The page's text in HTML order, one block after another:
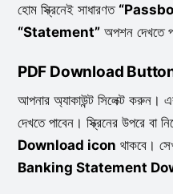
হোম স্ক্রিনেই সাধারণত
“Statement”অপশন দেখতে
PDF Download
আপনার অ্যাকাউন্ট সিলেক্ট করুন।
দেখতে পাবেন। স্ক্রিনের উপরে বা
Download icon থাকবে।
Banking Statement